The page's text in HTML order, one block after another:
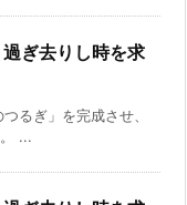
ぎ去りし時を求
るぎ」を完成させ、
...